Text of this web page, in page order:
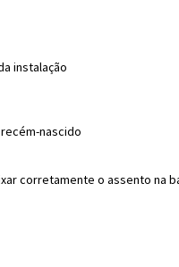
instalação
nascido
corretamente o assento na